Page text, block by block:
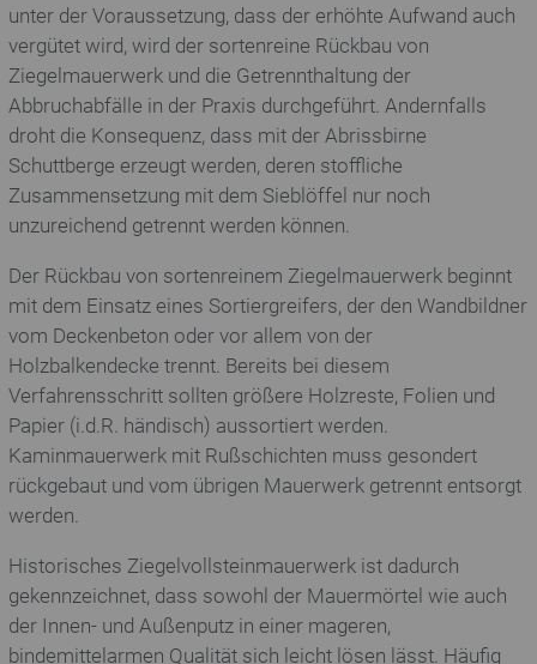
unter der Voraussetzung, dass der erhöhte Aufwand auch
vergütet wird, wird der sortenreine Rückbau von
Ziegelmauerwerk und die Getrennthaltung der
Abbruchabfälle in der Praxis durchgeführt. Andernfalls
droht die Konsequenz, dass mit der Abrissbirne
Schuttberge erzeugt werden, deren stoffliche
Zusammensetzung mit dem Sieblöffel nur noch
unzureichend getrennt werden können.
Der Rückbau von sortenreinem Ziegelmauerwerk beginnt
mit dem Einsatz eines Sortiergreifers, der den Wandbildner
vom Deckenbeton oder vor allem von der
Holzbalkendecke trennt. Bereits bei diesem
Verfahrensschritt sollten größere Holzreste, Folien und
Papier (i.d.R. händisch) aussortiert werden.
Kaminmauerwerk mit Rußschichten muss gesondert
rückgebaut und vom übrigen Mauerwerk getrennt entsorgt
werden.
Historisches Ziegelvollsteinmauerwerk ist dadurch
gekennzeichnet, dass sowohl der Mauermörtel wie auch
der Innen- und Außenputz in einer mageren,
bindemittelarmen Qualität sich leicht lösen lässt. Häufig